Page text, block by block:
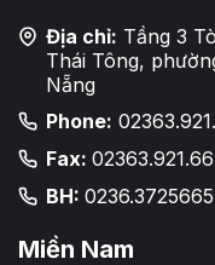
Địa chỉ: Tầng 3
Thái Tông,
Nẵng
Phone:
Fax:
BH: 0236.3725665
Miền Nam